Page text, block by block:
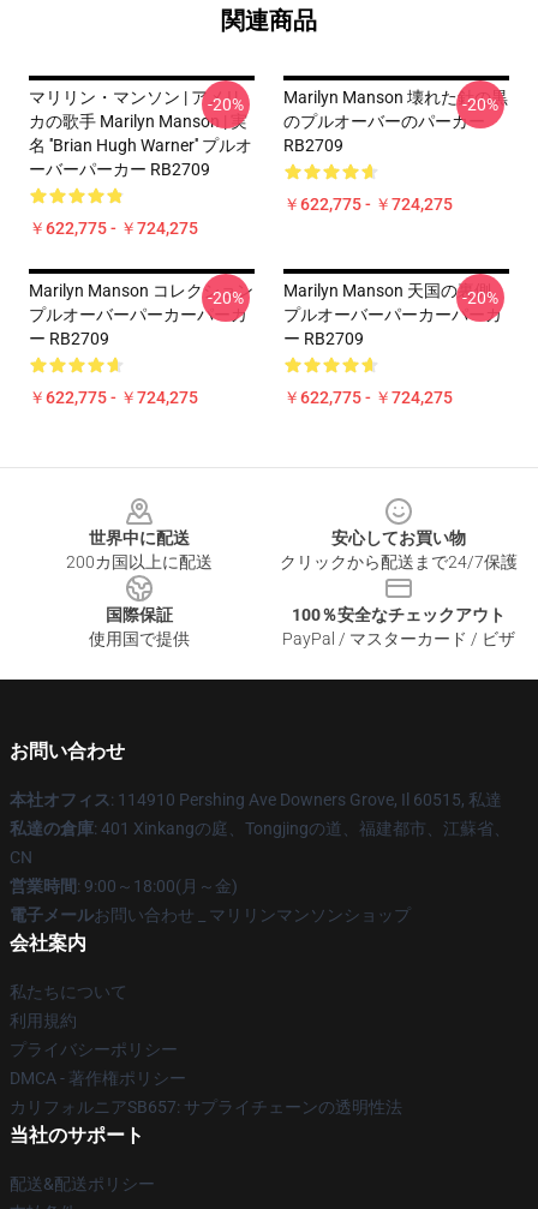
関連商品
マリリン・マンソン | アメリ
カの歌手 Marilyn Manson | 実
名 ''Brian Hugh Warner'' プルオ
ーバーパーカー RB2709
￥622,775 - ￥724,275
-20%
Marilyn Manson 壊れた針の黒
のプルオーバーのパーカー
RB2709
￥622,775 - ￥724,275
-20%
Marilyn Manson コレクション
プルオーバーパーカーパーカ
ー RB2709
￥622,775 - ￥724,275
-20%
Marilyn Manson 天国の裏側
プルオーバーパーカーパーカ
ー RB2709
￥622,775 - ￥724,275
-20%
世界中に配送
200カ国以上に配送
安心してお買い物
クリックから配送まで24/7保護
国際保証
使用国で提供
100％安全なチェックアウト
PayPal / マスターカード / ビザ
お問い合わせ
本社オフィス: 114910 Pershing Ave Downers Grove, Il 60515, 私達
私達の倉庫: 401 Xinkangの庭、Tongjingの道、福建都市、江蘇省、
CN
営業時間: 9:00～18:00(月～金)
電子メールお問い合わせ _ マリリンマンソンショップ
会社案内
私たちについて
利用規約
プライバシーポリシー
DMCA - 著作権ポリシー
カリフォルニアSB657: サプライチェーンの透明性法
当社のサポート
配送&配送ポリシー